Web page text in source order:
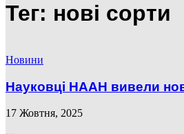
Тег: нові сорти
Новини
Науковці НААН вивели
17 Жовтня, 2025